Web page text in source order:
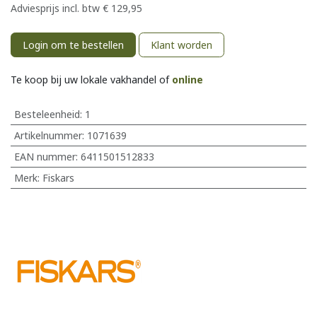
Adviesprijs incl. btw € 129,95
Login om te bestellen Klant worden
Te koop bij uw lokale vakhandel of online
Besteleenheid: 1
Artikelnummer: 1071639
EAN nummer: 6411501512833
Merk: Fiskars